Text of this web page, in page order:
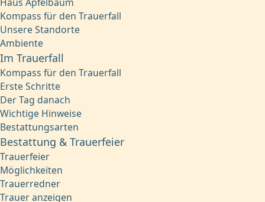
Kompass für den Trauerfall
Unsere Standorte
Ambiente
Im Trauerfall
Kompass für den Trauerfall
Erste Schritte
Der Tag danach
Wichtige Hinweise
Bestattungsarten
Bestattung & Trauerfeier
Trauerfeier
Möglichkeiten
Trauerredner
Trauer anzeigen